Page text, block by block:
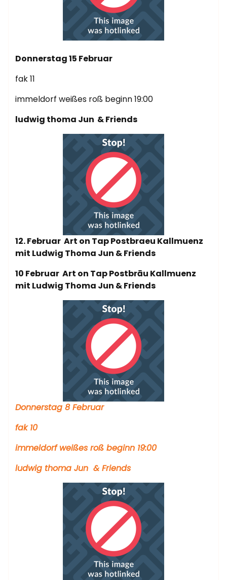
Donnerstag 15 Februar
fak 11
immeldorf weißes roß beginn 19:00
ludwig thoma Jun & Friends
12. Februar Art on Tap Postbraeu Kallmuenz
mit Ludwig Thoma Jun & Friends
10 Februar Art on Tap Postbrāu Kallmuenz
mit Ludwig Thoma Jun & Friends
Donnerstag 8 Februar
fak 10
immeldorf weißes roß beginn 19:00
ludwig thoma Jun & Friends